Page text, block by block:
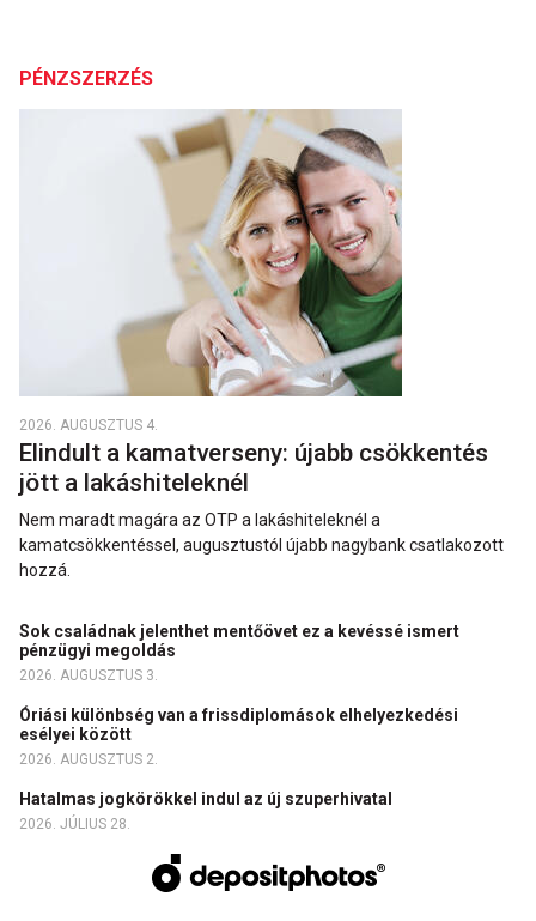
PÉNZSZERZÉS
2026. AUGUSZTUS 4.
Elindult a kamatverseny: újabb csökkentés
jött a lakáshiteleknél
Nem maradt magára az OTP a lakáshiteleknél a
kamatcsökkentéssel, augusztustól újabb nagybank csatlakozott
hozzá.
Sok családnak jelenthet mentőövet ez a kevéssé ismert
pénzügyi megoldás
2026. AUGUSZTUS 3.
Óriási különbség van a frissdiplomások elhelyezkedési
esélyei között
2026. AUGUSZTUS 2.
Hatalmas jogkörökkel indul az új szuperhivatal
2026. JÚLIUS 28.